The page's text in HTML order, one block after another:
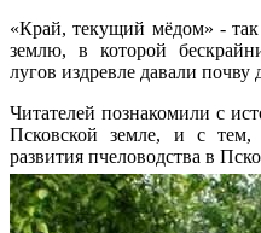
«Край, текущий мёдом» -
землю, в которой
лугов издревле давали почву
Читателей познакомили с
Псковской земле, и с
развития пчеловодства в